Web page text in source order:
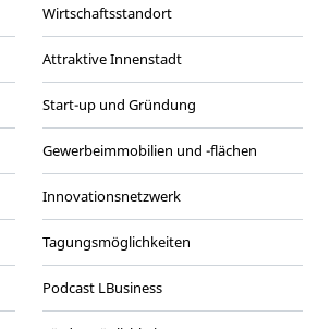
Wirtschaftsstandort
Attraktive Innenstadt
Start-up und Gründung
Gewerbeimmobilien und -flächen
Innovationsnetzwerk
Tagungsmöglichkeiten
Podcast LBusiness